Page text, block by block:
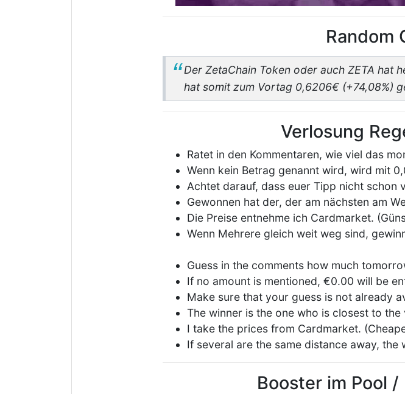
Random
Der ZetaChain Token oder auch ZETA hat
hat somit zum Vortag 0,6206€ (+74,08%)
Verlosung
Ratet in den Kommentaren, wie viel das
Wenn kein Betrag genannt wird, wird mit
Achtet darauf, dass euer Tipp nicht schon
Gewonnen hat der, der am nächsten am
Die Preise entnehme ich Cardmarket.
Wenn Mehrere gleich weit weg sind,
Guess in the comments how much
If no amount is mentioned, €0.00 will be
Make sure that your guess is not already
The winner is the one who is closest to the
I take the prices from Cardmarket.
If several are the same distance away,
Booster im Pool